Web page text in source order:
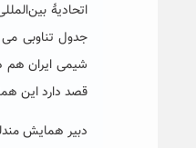
اتحادیهٔ
جدول تناوبی
شیمی ایران هم
قصد دارد این همایش را در سال ۱۳۹۸ با
دبیر همایش